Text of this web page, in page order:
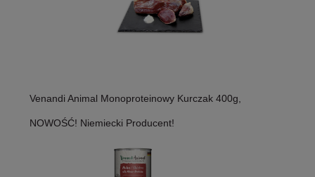
Venandi Animal Monoproteinowy Kurczak 400g,
NOWOŚĆ! Niemiecki Producent!